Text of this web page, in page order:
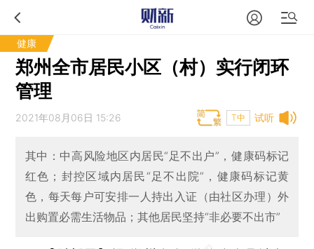
健康
郑州全市居民小区（村）实行闭环
管理
试听
2021年08月06日 15:26 T中
其中：中高风险地区内居民“足不出户”，健康码标记
红色；封控区域内居民“足不出院”，健康码标记黄
色，每天每户可安排一人持出入证（由社区办理）外
出购置必需生活物品；其他居民坚持“非必要不出市”